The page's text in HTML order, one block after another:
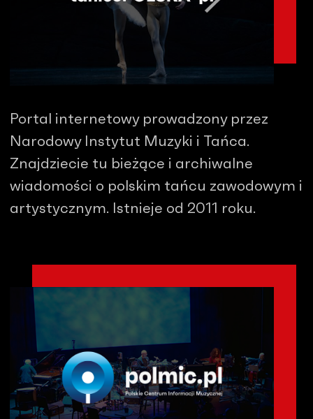
Portal internetowy prowadzony przez
Narodowy Instytut Muzyki i Tańca.
Znajdziecie tu bieżące i archiwalne
wiadomości o polskim tańcu zawodowym i
artystycznym. Istnieje od 2011 roku.